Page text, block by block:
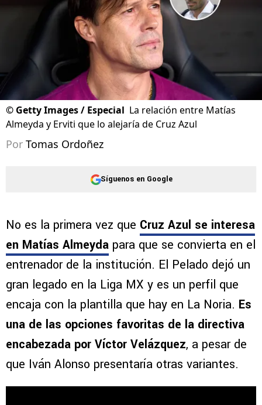
© Getty Images / Especial La relación entre Matías
Almeyda y Erviti que lo alejaría de Cruz Azul
Por Tomas Ordoñez
Síguenos en Google
No es la primera vez que Cruz Azul se interesa
en Matías Almeyda para que se convierta en el
entrenador de la institución. El Pelado dejó un
gran legado en la Liga MX y es un perfil que
encaja con la plantilla que hay en La Noria. Es
una de las opciones favoritas de la directiva
encabezada por Víctor Velázquez, a pesar de
que Iván Alonso presentaría otras variantes.